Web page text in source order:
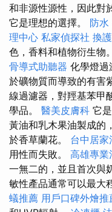
和非源性源性，因此對
它是理想的選擇。 防水
理中心 私家偵探社 換
色，香料和植物衍生物。
骨導式助聽器 化學燈過
於礦物質而導致的有害
線過濾器，對羥基苯甲
學品。 醫美皮膚科 它
黃油和乳木果油製成的
於香草蘭花。 台中居家
用性而失敗。 高雄專業
一無二的，並且首次與
敏性產品通常可以最大
蟻推薦 用戶口碑外燴推